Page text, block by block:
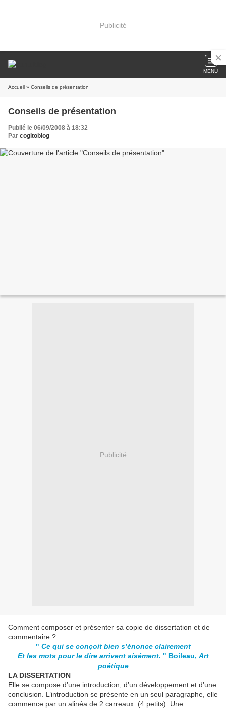
Publicité
MENU
Accueil » Conseils de présentation
Conseils de présentation
Publié le 06/09/2008 à 18:32
Par cogitoblog
Publicité
Comment composer et présenter sa copie de dissertation et de
commentaire ?
" Ce qui se conçoit bien s’énonce clairement
Et les mots pour le dire arrivent aisément. " Boileau, Art
poétique
LA DISSERTATION
Elle se compose d’une introduction, d’un développement et d’une
conclusion. L’introduction se présente en un seul paragraphe, elle
commence par un alinéa de 2 carreaux. (4 petits). Une